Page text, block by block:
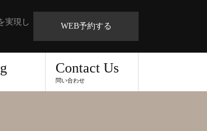
実現し
WEB予約する
Contact Us
問い合わせ